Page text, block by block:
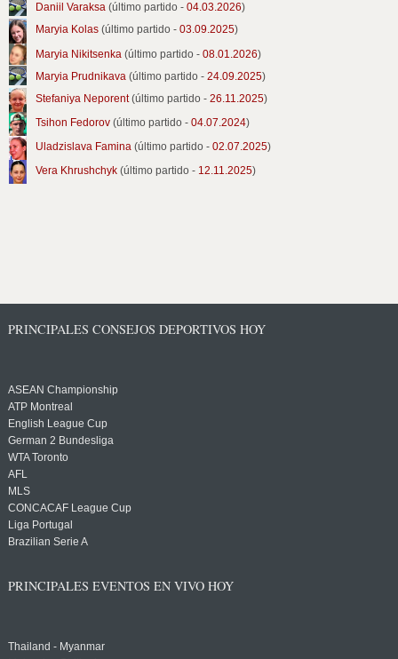
Daniil Varaksa(último partido - 04.03.2026)
Maryia Kolas(último partido - 03.09.2025)
Maryia Nikitsenka(último partido - 08.01.2026)
Maryia Prudnikava(último partido - 24.09.2025)
Stefaniya Neporent(último partido - 26.11.2025)
Tsihon Fedorov(último partido - 04.07.2024)
Uladzislava Famina(último partido - 02.07.2025)
Vera Khrushchyk(último partido - 12.11.2025)
PRINCIPALES CONSEJOS DEPORTIVOS HOY
ASEAN Championship
ATP Montreal
English League Cup
German 2 Bundesliga
WTA Toronto
AFL
MLS
CONCACAF League Cup
Liga Portugal
Brazilian Serie A
PRINCIPALES EVENTOS EN VIVO HOY
Thailand - Myanmar